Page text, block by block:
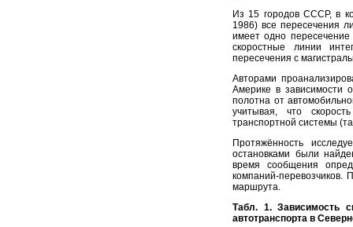
Из 15 городов СССР, в
1986) все пересечения
имеет одно
скоростные линии
пересечения с
Авторами
Америке в зависимости
полотна от
учитывая, что
транспортной системы
Протяжённость
остановками были
время сообщения
компаний-перевозчиков.
маршрута.
Табл. 1. Зависимость
автотранспорта в